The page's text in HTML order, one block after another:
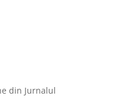
din Jurnalul